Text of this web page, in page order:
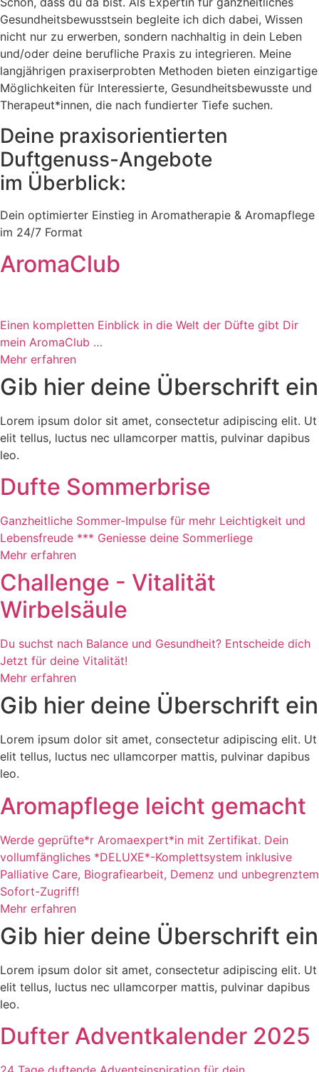
Gesundheitsbewusstsein begleite ich dich dabei, Wissen
nicht nur zu erwerben, sondern nachhaltig in dein Leben
und/oder deine berufliche Praxis zu integrieren. Meine
langjährigen praxiserprobten Methoden bieten einzigartige
Möglichkeiten für Interessierte, Gesundheitsbewusste und
Therapeut*innen, die nach fundierter Tiefe suchen.
Deine praxisorientierten
Duftgenuss-Angebote
im Überblick:
Dein optimierter Einstieg in Aromatherapie & Aromapflege
im 24/7 Format
AromaClub
Einen kompletten Einblick in die Welt der Düfte gibt Dir
mein AromaClub …
Mehr erfahren
Gib hier deine Überschrift ein
Lorem ipsum dolor sit amet, consectetur adipiscing elit. Ut
elit tellus, luctus nec ullamcorper mattis, pulvinar dapibus
leo.
Dufte Sommerbrise
Ganzheitliche Sommer-Impulse für mehr Leichtigkeit und
Lebensfreude *** Geniesse deine Sommerliege
Mehr erfahren
Challenge - Vitalität
Wirbelsäule
Du suchst nach Balance und Gesundheit? Entscheide dich
Jetzt für deine Vitalität!
Mehr erfahren
Gib hier deine Überschrift ein
Lorem ipsum dolor sit amet, consectetur adipiscing elit. Ut
elit tellus, luctus nec ullamcorper mattis, pulvinar dapibus
leo.
Aromapflege leicht gemacht
Werde geprüfte*r Aromaexpert*in mit Zertifikat. Dein
vollumfängliches *DELUXE*-Komplettsystem inklusive
Palliative Care, Biografiearbeit, Demenz und unbegrenztem
Sofort-Zugriff!
Mehr erfahren
Gib hier deine Überschrift ein
Lorem ipsum dolor sit amet, consectetur adipiscing elit. Ut
elit tellus, luctus nec ullamcorper mattis, pulvinar dapibus
leo.
Dufter Adventkalender 2025